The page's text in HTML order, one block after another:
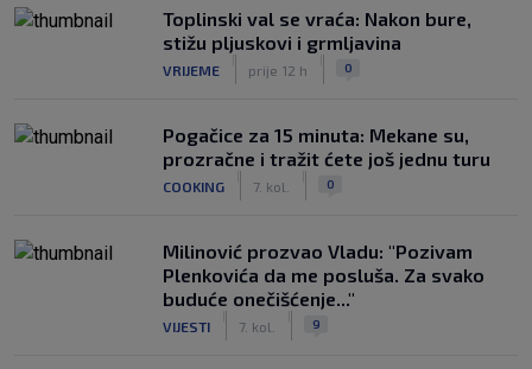
Toplinski val se vraća: Nakon bure,
stižu pljuskovi i grmljavina
VRIJEME prije 12 h 0
Pogačice za 15 minuta: Mekane su,
prozračne i tražit ćete još jednu turu
COOKING 7. kol. 0
Milinović prozvao Vladu: "Pozivam
Plenkovića da me posluša. Za svako
buduće onečišćenje..."
VIJESTI 7. kol. 9